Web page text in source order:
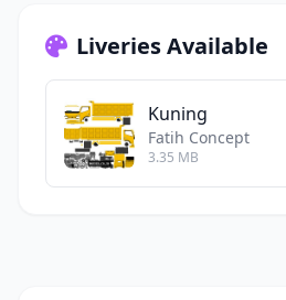
Liveries Available
Kuning
Fatih Concept
3.35 MB